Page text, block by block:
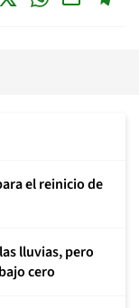
el reinicio de
lluvias, pero
cero